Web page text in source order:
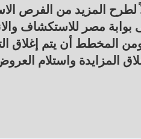
المزيد من الفرص
المزايدة واستلام